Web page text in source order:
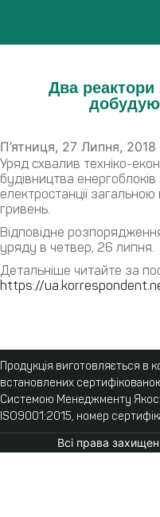
Два
П’ятниця, 27 Липня, 2018
Уряд схвалив техніко-
будівництва
електростанції
гривень.
Відповідне
уряду в четвер, 26 липня.
Детальніше читайте за
https://
Продукція виготовляється в
встановлених
Системою Менеджменту
ISO9001:2015, номер
Всі права